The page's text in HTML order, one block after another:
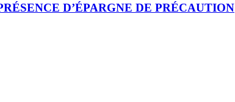
D’ÉPARGNE DE PRÉCAUTION